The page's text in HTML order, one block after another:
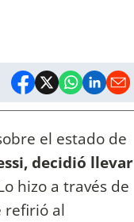
el estado de
decidió llevar
hizo a través de
refirió al